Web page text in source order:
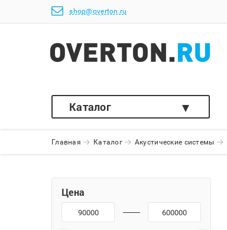
shop@overton.ru
Каталог
Главная Каталог Акустические системы
Цена